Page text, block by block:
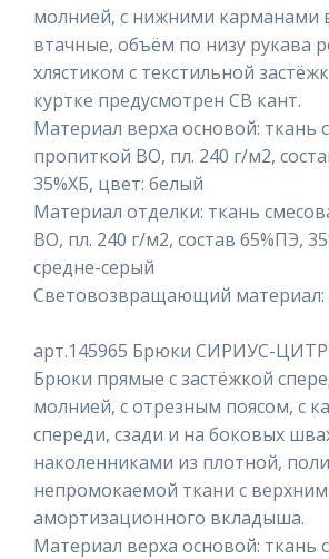
молнией, с нижними карманами
втачные, объём по низу рукава
хлястиком с текстильной
куртке предусмотрен СВ кант.
Материал верха основой: ткань
пропиткой ВО, пл. 240 г/м2,
35%ХБ, цвет: белый
Материал отделки: ткань
ВО, пл. 240 г/м2, состав 65%ПЭ,
средне-серый
Световозвращающий материал:
арт.145965 Брюки СИРИУС-
Брюки прямые с застёжкой
молнией, с отрезным поясом, с
спереди, сзади и на боковых
наколенниками из плотной,
непромокаемой ткани с
амортизационного вкладыша.
Материал верха основой: ткань